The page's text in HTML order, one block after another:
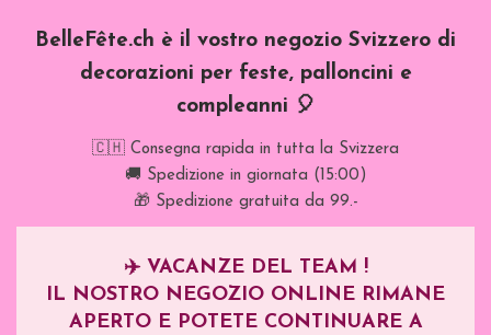
BelleFête.ch è il vostro negozio Svizzero di
decorazioni per feste, palloncini e
compleanni 🎈
🇨🇭 Consegna rapida in tutta la Svizzera
🚚 Spedizione in giornata (15:00)
🎁 Spedizione gratuita da 99.-
✈️ VACANZE DEL TEAM !
IL NOSTRO NEGOZIO ONLINE RIMANE
APERTO E POTETE CONTINUARE A